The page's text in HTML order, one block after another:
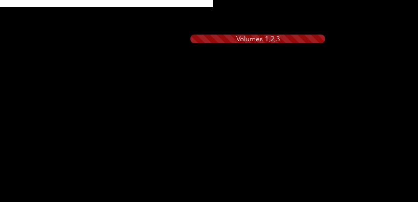
Volumes 1,2,3